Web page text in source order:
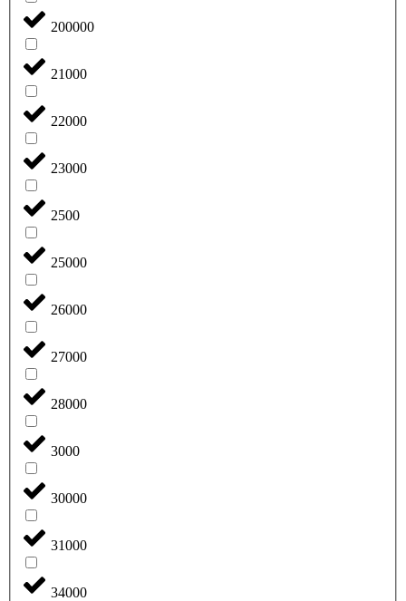
200000
21000
22000
23000
2500
25000
26000
27000
28000
3000
30000
31000
34000